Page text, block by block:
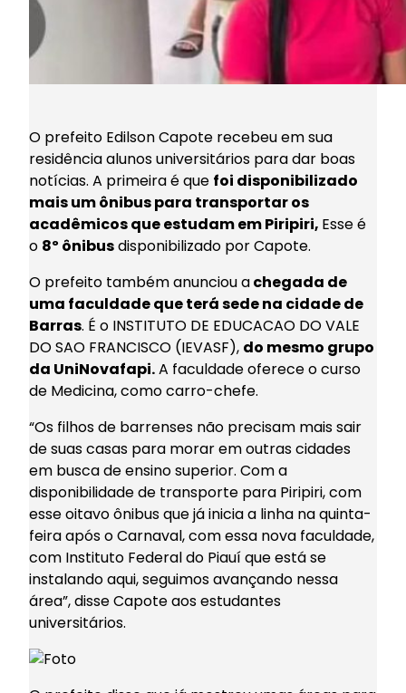
O prefeito Edilson Capote recebeu em sua
residência alunos universitários para dar boas
notícias. A primeira é que foi disponibilizado
mais um ônibus para transportar os
acadêmicos que estudam em Piripiri, Esse é
o 8º ônibusdisponibilizado por Capote.
O prefeito também anunciou achegada de
uma faculdade que terá sede na cidade de
Barras. É o INSTITUTO DE EDUCACAO DO VALE
DO SAO FRANCISCO (IEVASF), do mesmo grupo
da UniNovafapi.A faculdade oferece o curso
de Medicina, como carro-chefe.
“Os filhos de barrenses não precisam mais sair
de suas casas para morar em outras cidades
em busca de ensino superior. Com a
disponibilidade de transporte para Piripiri, com
esse oitavo ônibus que já inicia a linha na quinta-
feira após o Carnaval, com essa nova faculdade,
com Instituto Federal do Piauí que está se
instalando aqui, seguimos avançando nessa
área”, disse Capote aos estudantes
universitários.